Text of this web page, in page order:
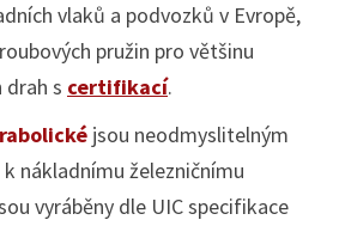
vlaků a podvozků v Evropě,
pružin pro většinu
s certifikací.
jsou neodmyslitelným
nákladnímu železničnímu
vyráběny dle UIC specifikace